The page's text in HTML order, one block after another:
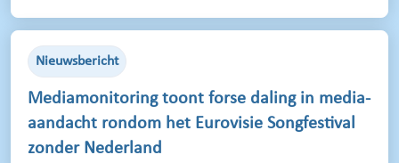
Nieuwsbericht
Mediamonitoring toont forse daling in media-
aandacht rondom het Eurovisie Songfestival
zonder Nederland